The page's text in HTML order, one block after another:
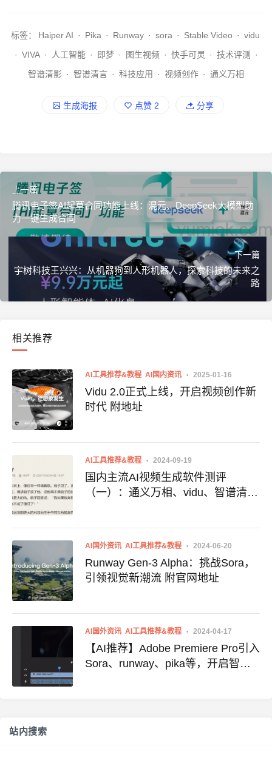
标签： Haiper AI · Pika · Runway · sora · Stable Video · vidu
· VIVA · 人工智能 · 即梦 · 图生视频 · 快手可灵 · 技术评测
·
智谱清影 · 智谱清言 · 科技应用 · 视频创作 · 通义万相
生成海报 点赞 2 分享
上一篇
腾讯电子签AI起草合同功能上线：混元、DeepSeek大模型助
力一键生成合同
下一篇
宇树科技王兴兴：从机器狗到人形机器人，探索科技的未来之
路
相关推荐
AI工具推荐&教程 AI国内资讯 2025-01-16
Vidu 2.0正式上线，开启视频创作新
时代 附地址
AI工具推荐&教程 2024-09-19
国内主流AI视频生成软件测评
（一）：通义万相、vidu、智谱清
AI国外资讯 AI工具推荐&教程 2024-06-20
Runway Gen-3 Alpha：挑战Sora，
引领视觉新潮流 附官网地址
AI国外资讯 AI工具推荐&教程 2024-04-17
【AI推荐】Adobe Premiere Pro引入
Sora、runway、pika等，开启智能
站内搜索